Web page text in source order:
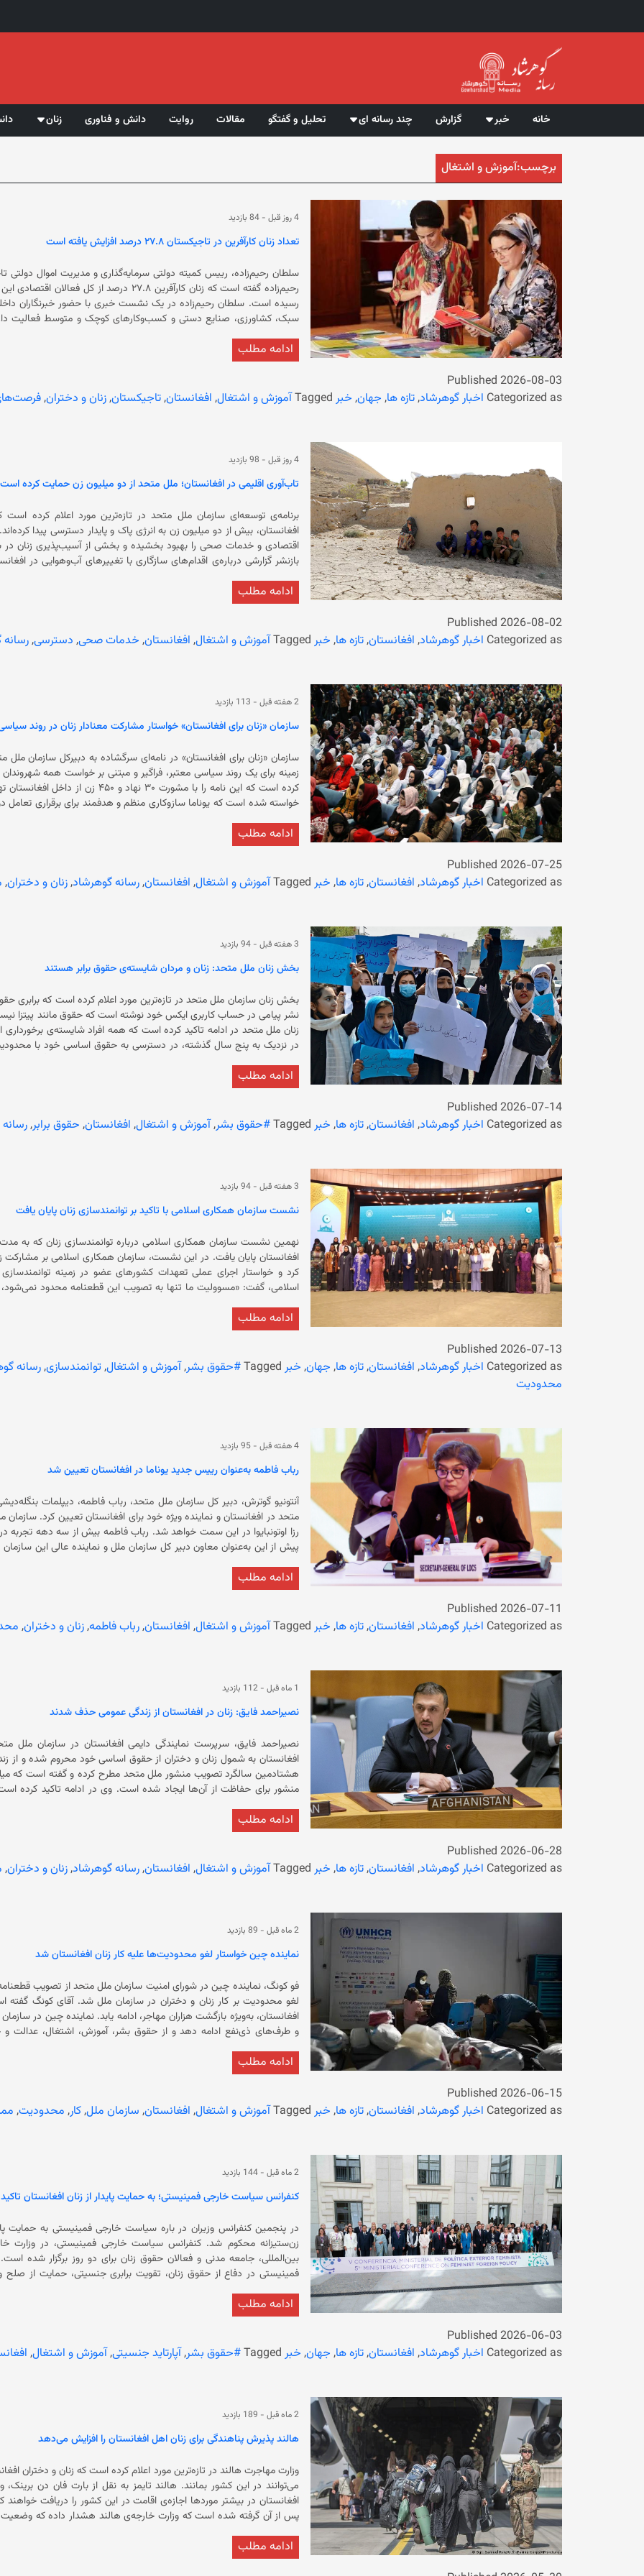
خانه خبر گزارش چند رسانه ای تحلیل و گفتگو مقالات روایت دانش و فناوری زنان
برچسب:آموزش و اشتغال
4 روز قبل - 84 بازدید
تعداد زنان کارآفرین در تاجیکستان ۲۷.۸ درصد افزایش یافته است
رسیده است. سلطان رحیم‌زاده در یک نشست خبری با حضور
سبک، کشاورزی، صنایع دستی و کسب‌وکارهای کوچک و متوسط فعالیت
مسوولان اجرایی شهر دوشنبه نیز در نشست خبری بررسی توسعه اقتصادی
از اولویت‌های اصلی سیاست‌های دولتی است و برنامه‌های آموزش،
ادامه مطلب
Published 2026-08-03
Categorized as اخبار گوهرشاد,تازه ها, جهان, خبر Taggedآموزش و اشتغال, افغانستان,تاجیکستان,زنان و دختران,
4 روز قبل - 98 بازدید
تاب‌آوری اقلیمی در افغانستان؛ ملل متحد از دو میلیون زن حمایت کرده است
برنامه‌ی توسعه‌ای سازمان ملل متحد در تازه‌ترین مورد اعلام کرده
بازنشر گزارشی درباره‌ی اقدام‌های سازگاری با تغییرهای آب‌وهوایی در
این نهاد با نصب سامانه‌های برق خورشیدی در بیش از شش هزار مرکز، از
گفته‌ی برنامه توسعه سازمان ملل، برق خورشیدی همچنان کیفیت خدمات
تغییرهای اقلیمی به شمار می‌رود. به گفته‌ی برنامه‌ی توسعه‌ای سازمان
ادامه مطلب
Published 2026-08-02
Categorized as اخبار گوهرشاد, افغانستان,تازه ها, خبر Taggedآموزش و اشتغال, افغانستان, خدمات صحی, دسترسی,
2 هفته قبل - 113 بازدید
سازمان «زنان برای افغانستان» خواستار مشارکت معنادار زنان در روند
سازمان «زنان برای افغانستان» در نامه‌ای سرگشاده به دبیرکل سازمان
خواسته شده است که یوناما سازوکاری منظم و هدفمند برای برقراری تعامل
تعاملی نباید تنها به مشورت محدود شود، بلکه باید مشارکت معنادار و
تضمین
ورزشی، رستورانت‌ها، حمام‌های عمومی، معاینه توسط پزشکان مرد، سفر
است از آموزش محروم شوند.
ادامه مطلب
Published 2026-07-25
Categorized as اخبار گوهرشاد, افغانستان,تازه ها, خبر Taggedآموزش و اشتغال, افغانستان,رسانه گوهرشاد,زنان و دختران,
3 هفته قبل - 94 بازدید
بخش زنان ملل متحد: زنان و مردان شایسته‌ی حقوق برابر هستند
معاینه توسط پزشکان مرد، سفر بدون محرم و کار در موسسات غیردولتی
ادامه مطلب
Published 2026-07-14
Categorized as اخبار گوهرشاد, افغانستان,تازه ها, خبر Tagged#حقوق بشر,آموزش و اشتغال, افغانستان, حقوق برابر,
3 هفته قبل - 94 بازدید
نشست سازمان همکاری اسلامی با تاکید بر توانمندسازی زنان پایان یافت
نهمین نشست سازمان همکاری اسلامی درباره توانمندسازی زنان که به
افغانستان پایان یافت. در این نشست، سازمان همکاری
اسلامی، گفت: «مسوولیت ما تنها به تصویب این قطعنامه محدود نمی‌شود،
پاکستان، گفت کشورهایی که زنان را از روند ملت‌سازی و توسعه کنار
ادامه مطلب
Published 2026-07-13
Categorized as اخبار گوهرشاد, افغانستان,تازه ها, جهان, خبر Tagged#حقوق بشر,آموزش و اشتغال,توانمندسازی,رسانه
محدودیت
4 هفته قبل - 95 بازدید
رباب فاطمه به‌عنوان رییس جدید یوناما در افغانستان تعیین شد
آنتونیو گوترش، دبیر کل سازمان ملل متحد، رباب فاطمه، دیپلمات
متحد در
رزا اوتونبایوا در این سمت خواهد شد. رباب
تسلط بر افغانستان، زنان و دختران را از آموزش و ‏تحصیل محروم کرده
ادامه مطلب
Published 2026-07-11
Categorized as اخبار گوهرشاد, افغانستان,تازه ها, خبر Taggedآموزش و اشتغال, افغانستان,رباب فاطمه,زنان و دختران,
1 ماه قبل - 112 بازدید
نصیراحمد فایق: زنان در افغانستان از زندگی عمومی حذف شدند
نصیراحمد فایق، سرپرست نمایندگی دایمی افغانستان در سازمان ملل
هشتادمین سالگرد تصویب منشور ملل متحد مطرح کرده و گفته است که
منشور برای حفاظت‌ از آن‌ها ایجاد شده
افزوده است که حقوق اساسی شهروندان افغانستان به‌ گونه‌ی
کسانی است که برای پشتیبانی از آن‌ها
عمومی، معاینه توسط پزشکان مرد، سفر بدون محرم و کار در موسسات
ادامه مطلب
Published 2026-06-28
Categorized as اخبار گوهرشاد, افغانستان,تازه ها, خبر Taggedآموزش و اشتغال, افغانستان,رسانه گوهرشاد,زنان و دختران,
2 ماه قبل - 89 بازدید
نماینده چین خواستار لغو محدودیت‌ها علیه کار زنان افغانستان شد
فو کونگ، نماینده چین در شورای امنیت سازمان ملل متحد از تصویب قطعنامه
لغو محدودیت بر کار زنان و
افغانستان، به‌ویژه بازگشت هزاران
ادامه مطلب
Published 2026-06-15
Categorized as اخبار گوهرشاد, افغانستان,تازه ها, خبر Taggedآموزش و اشتغال, افغانستان, سازمان ملل,کار, محدودیت,
2 ماه قبل - 144 بازدید
کنفرانس سیاست خارجی فمینیستی؛ به حمایت پایدار از زنان افغانستان
در پنجمین کنفرانس وزیران در باره سیاست خارجی فمینیستی به حمایت
زن‌ستیزانه محکوم شد. کنفرانس سیاست خارجی فمینیستی،
بین‌المللی، جامعه مدنی و فعالان حقوق زنان برای دو روز برگزار شده
نهادهای بین‌المللی و فعالان حقوق زنان درباره وضعیت زنان در افغانستان،
دختران افغان صحبت کردند. بربنیاد گزارش، «آپارتاید
ادامه مطلب
Published 2026-06-03
Categorized as اخبار گوهرشاد, افغانستان,تازه ها, جهان, خبر Tagged#حقوق بشر,آپارتاید جنسیتی,آموزش و اشتغال,
2 ماه قبل - 189 بازدید
هالند پذیرش پناهندگی برای زنان اهل افغانستان را افزایش می‌دهد
وزارت مهاجرت هالند در تازه‌ترین مورد اعلام کرده است که زنان و دختران
می‌توانند در این کشور بمانند. هالند تایمز به نقل از بارت فان دن
افغانستان در بیشتر موردها اجازه‌ی اقامت در این کشور را دریافت
پس از آن گرفته شده است که وزارت خارجه‌ی هالند هشدار داده که
معرض آزار و اذیت قرار بگیرند، به احمال زیاد می‌توانستند اجازه‌ی اقامت
ادامه مطلب